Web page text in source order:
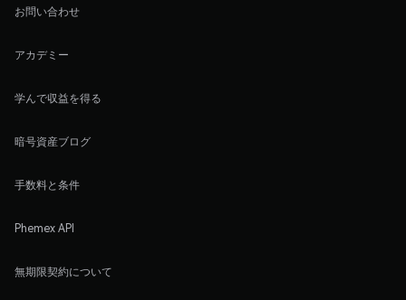
お問い合わせ
アカデミー
学んで収益を得る
暗号資産ブログ
手数料と条件
Phemex API
無期限契約について